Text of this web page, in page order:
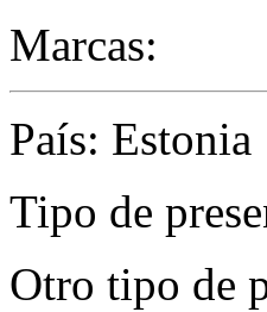
Marcas:
País: Estonia
Tipo de
Otro tipo de